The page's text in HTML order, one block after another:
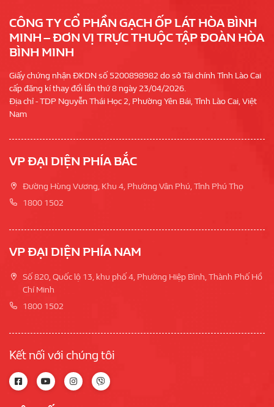
CÔNG TY CỔ PHẦN GẠCH ỐP LÁT HÒA BÌNH
MINH – ĐƠN VỊ TRỰC THUỘC TẬP ĐOÀN HÒA
BÌNH MINH
Giấy chứng nhận ĐKDN số 5200898982 do sở Tài chính Tỉnh Lào Cai
cấp đăng kí thay đổi lần thứ 8 ngày 23/04/2026.
Địa chỉ - TDP Nguyễn Thái Học 2, Phường Yên Bái, Tỉnh Lào Cai, Việt
Nam
VP ĐẠI DIỆN PHÍA BẮC
Đường Hùng Vương, Khu 4, Phường Vân Phú, Tỉnh Phú Thọ
1800 1502
VP ĐẠI DIỆN PHÍA NAM
Số 820, Quốc lộ 13, khu phố 4, Phường Hiệp Bình, Thành Phố Hồ
Chí Minh
1800 1502
Kết nối với chúng tôi